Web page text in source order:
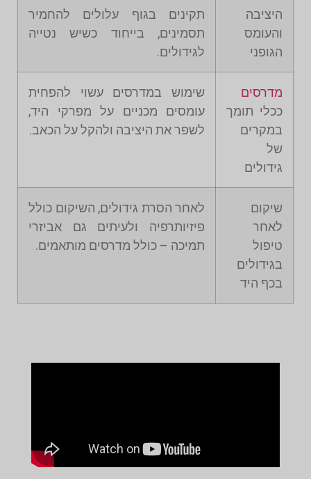
היציבה
והעומס
הגופני
תקינים בגוף עלולים להחמיר
תסמינים, בייחוד כשיש נטייה
לגידולים.
מדרסים
ככלי תומך
במקרים
של
גידולים
שימוש במדרסים עשוי להפחית
עומסים מכניים על מפרקי היד,
לשפר את היציבה ולהקל על הכאב.
שיקום
לאחר
טיפול
בגידולים
בכף היד
לאחר הסרת גידולים, השיקום כולל
פיזיותרפיה ולעיתים גם אביזרי
תמיכה – כולל מדרסים מותאמים.